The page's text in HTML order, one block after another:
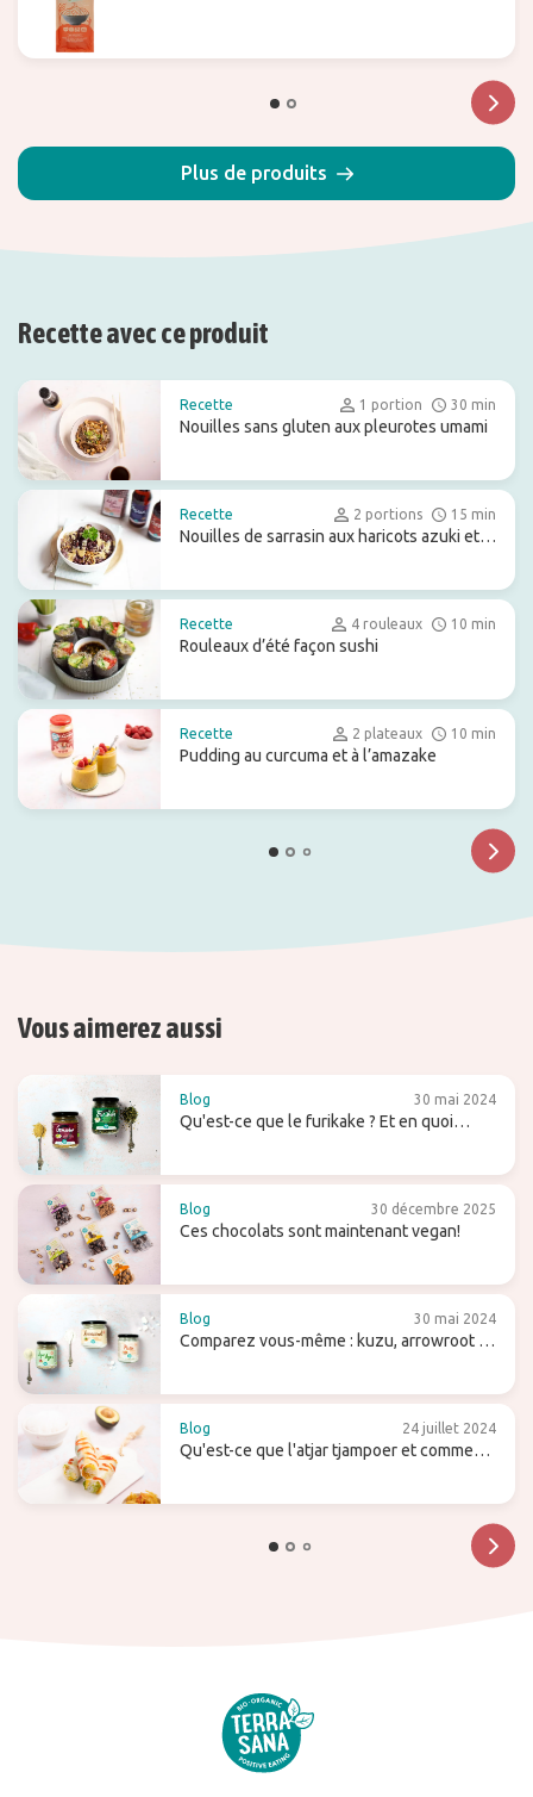
Plus de produits
Recette avec ce produit
Recette 1 portion 30 min
Nouilles sans gluten aux pleurotes umami
Recette 2 portions 15 min
Nouilles de sarrasin aux haricots azuki et
Recette 4 rouleaux 10 min
Rouleaux d’été façon sushi
Recette 2 plateaux 10 min
Pudding au curcuma et à l’amazake
Vous aimerez aussi
Blog 30 mai 2024
Qu'est-ce que le furikake ? Et en quoi
Blog 30 décembre 2025
Ces chocolats sont maintenant vegan!
Blog 30 mai 2024
Comparez vous-même : kuzu, arrowroot et
Blog 24 juillet 2024
Qu'est-ce que l'atjar tjampoer et comment